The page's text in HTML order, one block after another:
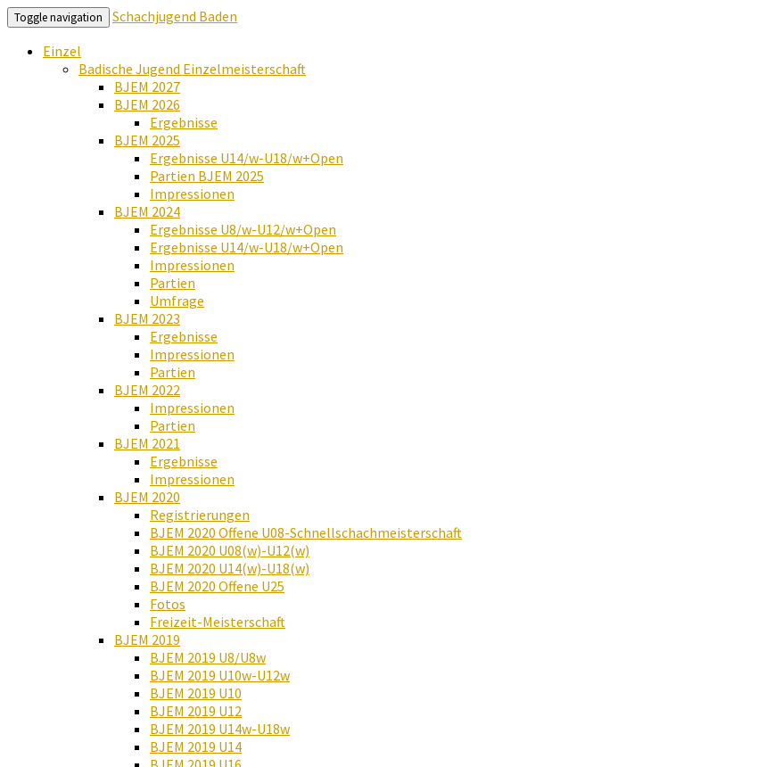
Toggle navigation
Schachjugend Baden
Einzel
Badische Jugend Einzelmeisterschaft
BJEM 2027
BJEM 2026
Ergebnisse
BJEM 2025
Ergebnisse U14/w-U18/w+Open
Partien BJEM 2025
Impressionen
BJEM 2024
Ergebnisse U8/w-U12/w+Open
Ergebnisse U14/w-U18/w+Open
Impressionen
Partien
Umfrage
BJEM 2023
Ergebnisse
Impressionen
Partien
BJEM 2022
Impressionen
Partien
BJEM 2021
Ergebnisse
Impressionen
BJEM 2020
Registrierungen
BJEM 2020 Offene U08-Schnellschachmeisterschaft
BJEM 2020 U08(w)-U12(w)
BJEM 2020 U14(w)-U18(w)
BJEM 2020 Offene U25
Fotos
Freizeit-Meisterschaft
BJEM 2019
BJEM 2019 U8/U8w
BJEM 2019 U10w-U12w
BJEM 2019 U10
BJEM 2019 U12
BJEM 2019 U14w-U18w
BJEM 2019 U14